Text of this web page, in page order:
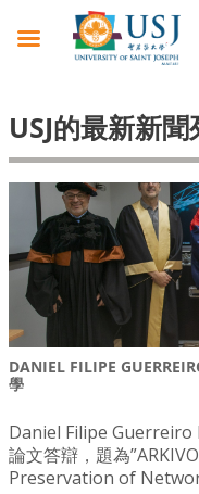
USJ的最新新聞
DANIEL FILIPE
學
Daniel Filipe Guerreiro
論文答辯，題為
Preservation of